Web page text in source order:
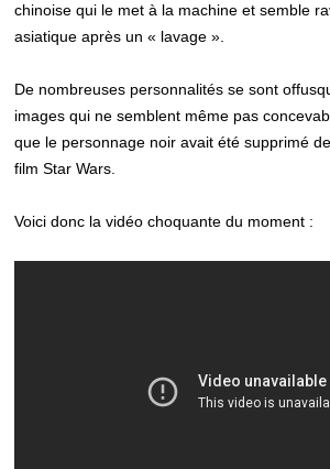
chinoise qui le met à la machine et semble
asiatique après un « lavage ».
De nombreuses personnalités se sont
images qui ne semblent même pas
que le personnage noir avait été supprimé
film Star Wars.
Voici donc la vidéo choquante du moment :